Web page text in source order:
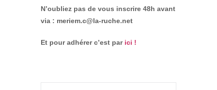
N’oubliez pas de vous inscrire 48h avant
via : meriem.c@la-ruche.net
Et pour adhérer c’est par ici !